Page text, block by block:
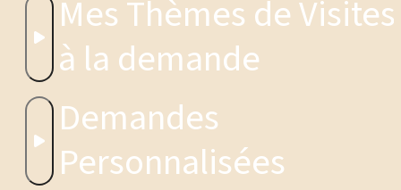
Mes Thèmes de Visites
à la demande
Demandes
Personnalisées